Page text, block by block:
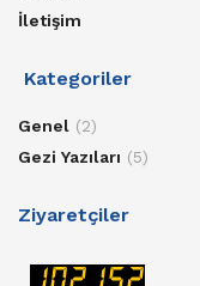
İletişim
Kategoriler
Genel (2)
Gezi Yazıları (5)
Ziyaretçiler